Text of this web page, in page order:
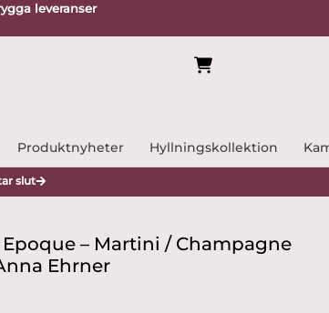
leveranser
Produktnyheter Hyllningskollektion
slut
Epoque – Martini / Champagne
Ehrner